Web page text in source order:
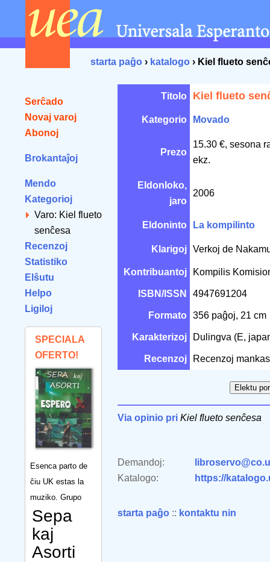
starta paĝo › katalogo › Kiel flueto
Serĉado
Novaj varoj
Abonoj
Brokantaĵoj
Mendo
Kategorioj
Varo: Kiel flueto
senĉesa
Recenzoj
Statistiko
Elŝutu
Helpo
Ligiloj
SPECIALA
OFERTO!
Esenca parto de
ĉiu UK estas la
muziko. Grupo
Sepa
kaj
Asorti
Titolo Kiel flueto
Kategorio Movado
Prezo
15.30 €, sesona
ekz.
Eldonloko,
jaro
2006
Eldoninto La kompilinto
Klarigoj Verkoj de
Kontribuantoj Kompilis
ISBN/ISSN 4947691204
Formato 356 paĝoj, 21 cm
Karakterizoj Dulingva (E,
Recenzoj Recenzoj
Via opinio pri Kiel flueto senĉesa
Demandoj:
Katalogo:
https://
starta paĝo :: kontaktu nin